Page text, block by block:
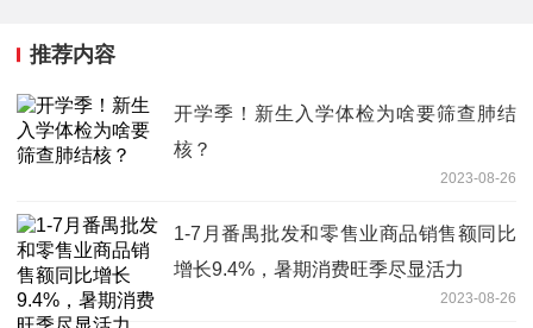
推荐内容
开学季！新生入学体检为啥要筛查肺结
核？
2023-08-26
1-7月番禺批发和零售业商品销售额同比
增长9.4%，暑期消费旺季尽显活力
2023-08-26